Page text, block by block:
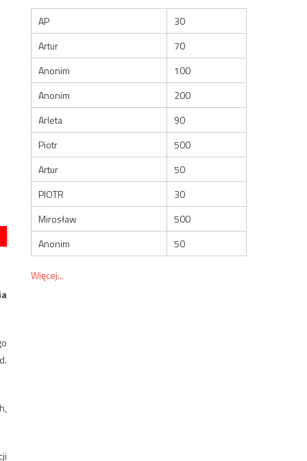
AP
30
Artur
70
Anonim
100
Anonim
200
Arleta
90
Piotr
500
Artur
50
PIOTR
30
Mirosław
500
Anonim
50
Więcej...